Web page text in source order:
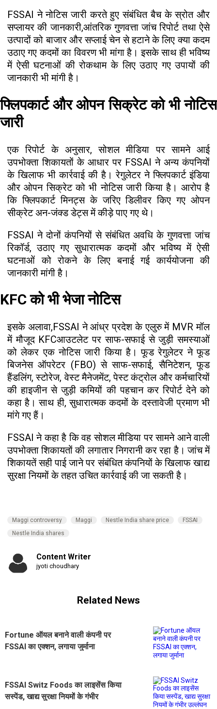
FSSAI ने नोटिस जारी करते हुए संबंधित बैच के स्रोत और
सप्लायर की जानकारी,आंतरिक गुणवत्ता जांच रिपोर्ट तथा ऐसे
उत्पादों को बाजार और सप्लाई चेन से हटाने के लिए क्या कदम
उठाए गए कदमों का विवरण भी मांगा है। इसके साथ ही भविष्य
में ऐसी घटनाओं की रोकथाम के लिए उठाए गए उपायों की
जानकारी भी मांगी है।
फ्लिपकार्ट और ओपन सिक्रेट को भी नोटिस
जारी
एक रिपोर्ट के अनुसार, सोशल मीडिया पर सामने आई
उपभोक्ता शिकायतों के आधार पर FSSAI ने अन्य कंपनियों
के खिलाफ भी कार्रवाई की है। रेगुलेटर ने फ्लिपकार्ट इंडिया
और ओपन सिक्रेट को भी नोटिस जारी किया है। आरोप है
कि फ्लिपकार्ट मिनट्स के जरिए डिलीवर किए गए ओपन
सीक्रेट अन-जंक्ड डेट्स में कीड़े पाए गए थे।
FSSAI ने दोनों कंपनियों से संबंधित अवधि के गुणवत्ता जांच
रिकॉर्ड, उठाए गए सुधारात्मक कदमों और भविष्य में ऐसी
घटनाओं को रोकने के लिए बनाई गई कार्ययोजना की
जानकारी मांगी है।
KFC को भी भेजा नोटिस
इसके अलावा,FSSAI ने आंध्र प्रदेश के एलुरु में MVR मॉल
में मौजूद KFCआउटलेट पर साफ-सफाई से जुड़ी समस्याओं
को लेकर एक नोटिस जारी किया है। फूड रेगुलेटर ने फूड
बिजनेस ऑपरेटर (FBO) से साफ-सफाई, सैनिटेशन, फूड
हैंडलिंग, स्टोरेज, वेस्ट मैनेजमेंट, पेस्ट कंट्रोल और कर्मचारियों
की हाइजीन से जुड़ी कमियों की पहचान कर रिपोर्ट देने को
कहा है। साथ ही, सुधारात्मक कदमों के दस्तावेजी प्रमाण भी
मांगे गए हैं।
FSSAI ने कहा है कि वह सोशल मीडिया पर सामने आने वाली
उपभोक्ता शिकायतों की लगातार निगरानी कर रहा है। जांच में
शिकायतें सही पाई जाने पर संबंधित कंपनियों के खिलाफ खाद्य
सुरक्षा नियमों के तहत उचित कार्रवाई की जा सकती है।
Maggi controversy Maggi Nestle India share price
FSSAI
Nestle India shares
Content Writer
jyoti choudhary
Related News
Fortune ऑयल बनाने वाली कंपनी पर
FSSAI का एक्शन, लगाया जुर्माना
FSSAI Switz Foods का लाइसेंस किया
सस्पेंड, खाद्य सुरक्षा नियमों के गंभीर